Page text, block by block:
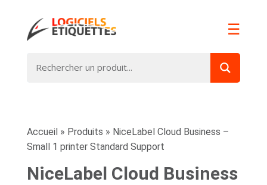
☰
Accueil » Produits » NiceLabel Cloud Business –
Small 1 printer Standard Support
NiceLabel Cloud Business